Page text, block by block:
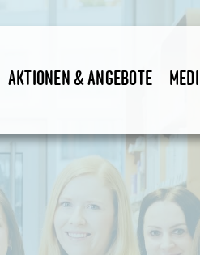
AKTIONEN & ANGEBOTE